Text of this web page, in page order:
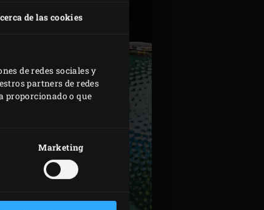
de las cookies
de redes sociales y
partners de redes
proporcionado o que
Marketing